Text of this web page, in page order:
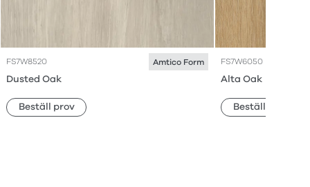
FS7W8520 Amtico Form
Dusted Oak
Beställ prov
FS7W6050
Alta Oak
Beställ prov